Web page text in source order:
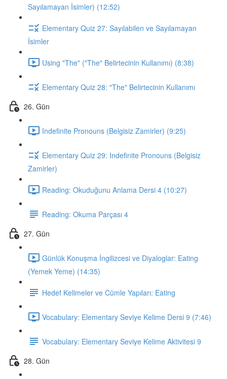
Sayılamayan İsimler) (12:52)
Elementary Quiz 27: Sayılabilen ve Sayılamayan
İsimler
Using "The" ("The" Belirtecinin Kullanımı) (8:38)
Elementary Quiz 28: "The" Belirtecinin Kullanımı
26. Gün
Indefinite Pronouns (Belgisiz Zamirler) (9:25)
Elementary Quiz 29: Indefinite Pronouns (Belgisiz
Zamirler)
Reading: Okuduğunu Anlama Dersi 4 (10:27)
Reading: Okuma Parçası 4
27. Gün
Günlük Konuşma İngilizcesi ve Diyaloglar: Eating
(Yemek Yeme) (14:35)
Hedef Kelimeler ve Cümle Yapıları: Eating
Vocabulary: Elementary Seviye Kelime Dersi 9 (7:46)
Vocabulary: Elementary Seviye Kelime Aktivitesi 9
28. Gün